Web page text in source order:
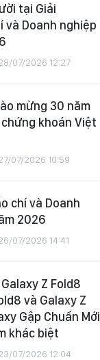
tại Giải
và Doanh nghiệp
07/2026 12:27
mừng 30 năm
khoán Việt
07/2026 10:59
chí và Doanh
2026
07/2026 14:41
Z Fold8
và Galaxy Z
Gập Chuẩn Mới
khác biệt
07/2026 12:04